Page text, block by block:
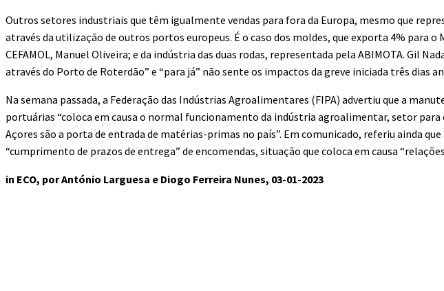
Outros setores industriais que têm igualmente vendas para fora da Europa, mesmo que
através da utilização de outros portos europeus. É o caso dos moldes, que exporta 4% para o
CEFAMOL, Manuel Oliveira; e da indústria das duas rodas, representada pela ABIMOTA. Gil
através do Porto de Roterdão” e “para já” não sente os impactos da greve iniciada três dias
Na semana passada, a Federação das Indústrias Agroalimentares (FIPA) advertiu que a
portuárias “coloca em causa o normal funcionamento da indústria agroalimentar, setor
Açores são a porta de entrada de matérias-primas no país”. Em comunicado, referiu ainda
“cumprimento de prazos de entrega” de encomendas, situação que coloca em causa
in ECO, por António Larguesa e Diogo Ferreira Nunes, 03-01-2023